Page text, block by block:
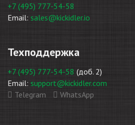
+7 (495) 777-54-58
Email: sales@kickidler.io
Техподдержка
+7 (495) 777-54-58 (доб. 2)
Email: support@kickidler.com
Telegram
WhatsApp